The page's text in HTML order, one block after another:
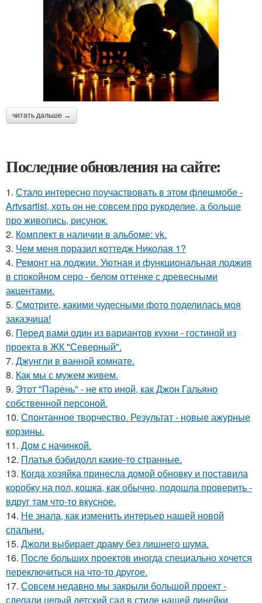
читать дальше →
Последние обновления на сайте:
1. Стало интересно поучаствовать в этом флешмобе -
Artvsartist, хоть он не совсем про рукоделие, а больше
про живопись, рисунок.
2. Комплект в наличии в альбоме: vk.
3. Чем меня поразил коттедж Николая 1?
4. Ремонт на лоджии. Уютная и функциональная лоджия
в спокойном серо - белом оттенке с древесными
акцентами.
5. Смотрите, какими чудесными фото поделилась моя
заказчица!
6. Перед вами один из вариантов кухни - гостиной из
проекта в ЖК "Северный".
7. Джунгли в ванной комнате.
8. Как мы с мужем живем.
9. Этот "Парень" - не кто иной, как Джон Гальяно
собственной персоной.
10. Спонтанное творчество. Результат - новые ажурные
корзины.
11. Дом с начинкой.
12. Платья бэбидолл какие-то странные.
13. Когда хозяйка принесла домой обновку и поставила
коробку на пол, кошка, как обычно, подошла проверить -
вдруг там что-то вкусное.
14. Не знала, как изменить интерьер нашей новой
спальни.
15. Джоли выбирает драму без лишнего шума.
16. После больших проектов иногда специально хочется
переключиться на что-то другое.
17. Совсем недавно мы закрыли большой проект -
сделали целый детский сад в стиле нашей линейки